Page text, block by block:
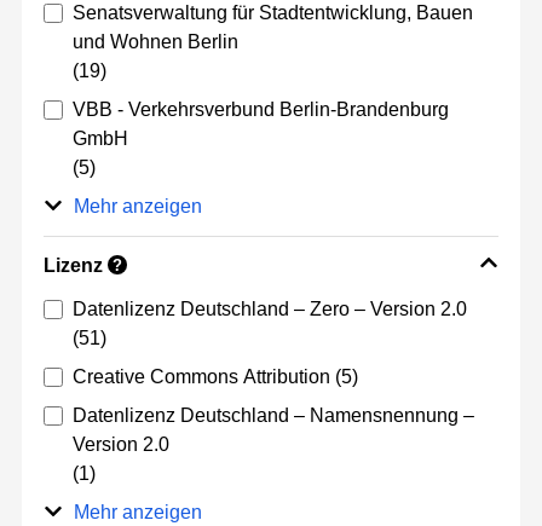
Senatsverwaltung für Stadtentwicklung, Bauen
und Wohnen Berlin
(19)
VBB - Verkehrsverbund Berlin-Brandenburg
GmbH
(5)
Mehr anzeigen
Lizenz ?
Datenlizenz Deutschland – Zero – Version 2.0
(51)
Creative Commons Attribution (5)
Datenlizenz Deutschland – Namensnennung –
Version 2.0
(1)
Mehr anzeigen